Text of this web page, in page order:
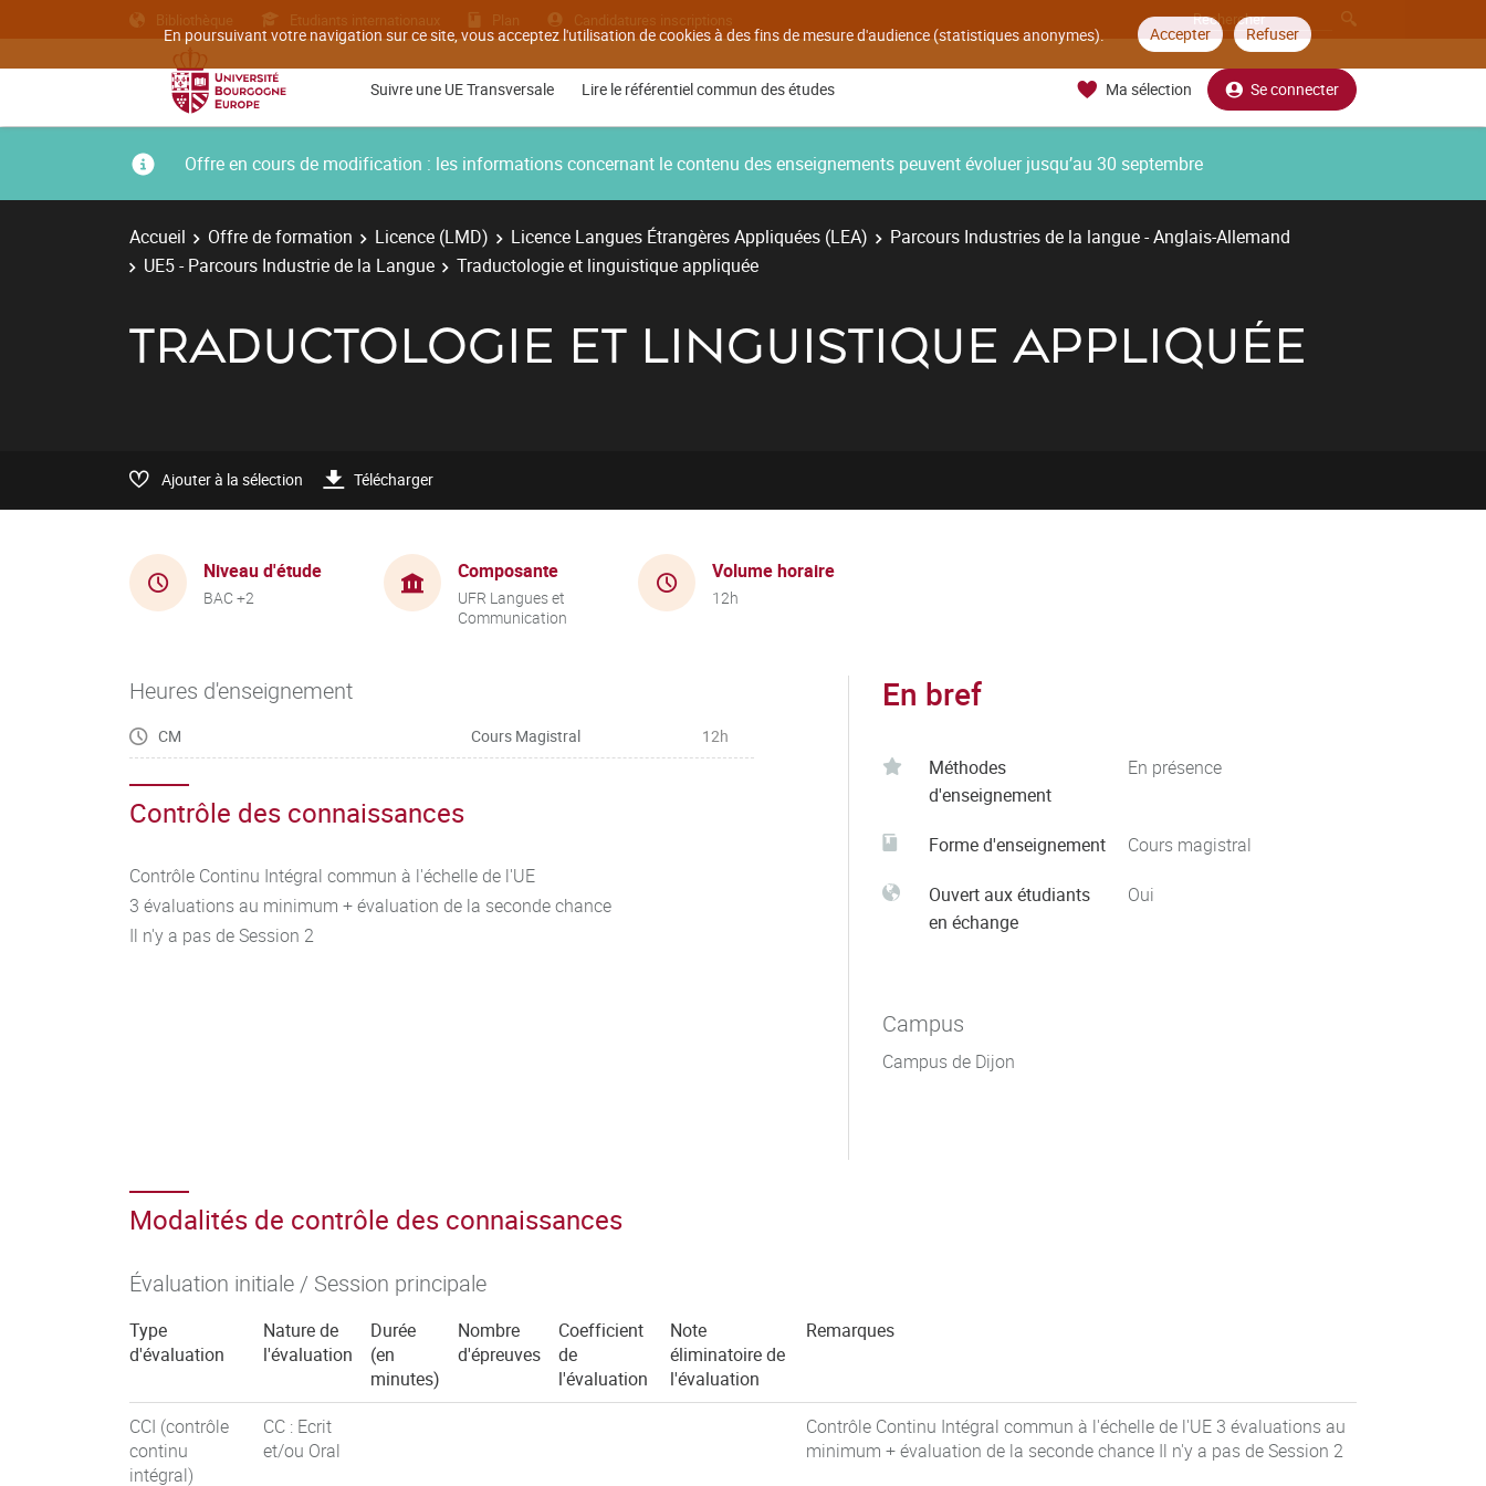
En poursuivant votre navigation sur ce site, vous acceptez l'utilisation de cookies à des fins de mesure d'audience (statistiques anonymes). Accepter Refuser
Bibliothèque Etudiants internationaux Plan Candidatures inscriptions
Suivre une UE Transversale Lire le référentiel commun des études Ma sélection Se connecter
Offre en cours de modification : les informations concernant le contenu des enseignements peuvent évoluer jusqu’au 30 septembre
Accueil Offre de formation Licence (LMD) Licence Langues Étrangères Appliquées (LEA)
Parcours Industries de la langue - Anglais-Allemand
UE5 - Parcours Industrie de la Langue
Traductologie et linguistique appliquée
TRADUCTOLOGIE ET LINGUISTIQUE APPLIQUÉE
Ajouter à la sélection Télécharger
Niveau d'étude
BAC +2
Composante
UFR Langues et
Communication
Volume horaire
12h
Heures d'enseignement
CM Cours Magistral 12h
Contrôle des connaissances
Contrôle Continu Intégral commun à l'échelle de l'UE
3 évaluations au minimum + évaluation de la seconde chance
Il n'y a pas de Session 2
En bref
Méthodes
d'enseignement
En présence
Forme d'enseignement Cours magistral
Ouvert aux étudiants
en échange
Oui
Campus
Campus de Dijon
Modalités de contrôle des connaissances
Évaluation initiale / Session principale
Type
d'évaluation
Nature de
l'évaluation
Durée
(en
minutes)
Nombre
d'épreuves
Coefficient
de
l'évaluation
Note
éliminatoire de
l'évaluation
Remarques
CCI (contrôle
continu
intégral)
CC : Ecrit
et/ou Oral
Contrôle Continu Intégral commun à l'échelle de l'UE 3 évaluations au
minimum + évaluation de la seconde chance Il n'y a pas de Session 2